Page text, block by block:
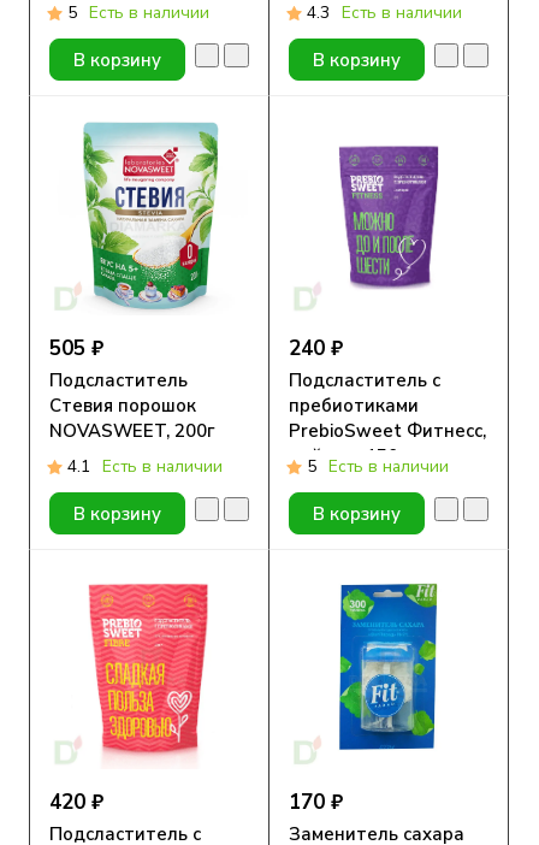
5 Есть в наличии
В корзину
4.3 Есть в наличии
В корзину
505 ₽
Подсластитель
Стевия порошок
NOVASWEET, 200г
4.1 Есть в наличии
В корзину
240 ₽
Подсластитель с
пребиотиками
PrebioSweet Фитнесс,
дой-пак 150г.
5 Есть в наличии
В корзину
420 ₽
Подсластитель с
170 ₽
Заменитель сахара